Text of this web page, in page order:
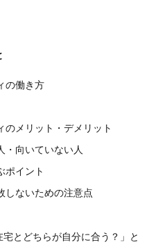
の働き方
のメリット・デメリット
・向いていない人
ポイント
しないための注意点
宅とどちらが自分に合う？」と